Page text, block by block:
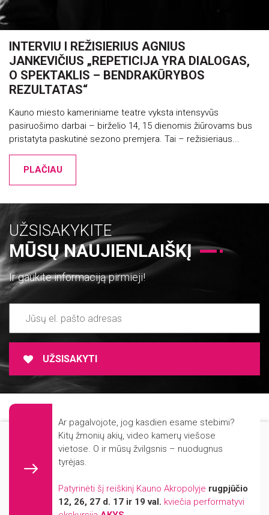
INTERVIU I REŽISIERIUS AGNIUS
JANKEVIČIUS „REPETICIJA YRA DIALOGAS,
O SPEKTAKLIS – BENDRAKŪRYBOS
REZULTATAS“
Kauno miesto kameriniame teatre vyksta intensyvūs
pasiruošimo darbai – birželio 14, 15 dienomis žiūrovams bus
pristatyta paskutinė sezono premjera. Tai – režisieriaus...
PLAČIAU
UŽSISAKYKITE
MŪSŲ NAUJIENLAIŠKĮ
Ir gaukite informaciją pirmieji!
UŽSISAKYTI
ADMINISTRACINĖ INFORMACIJA
NUORODOS
REKVIZITAI
Ar pagalvojote, jog kasdien esame stebimi?
Kitų žmonių akių, video kamerų viešose
vietose. O ir mūsų žvilgsnis – nuodugnus
tyrėjas.
Patyrinėti šį reiškinį Kauno Akropolyje rugpjūčio
12, 26, 27 d. 17 ir 19 val. kviečia performatyvi
Mūsų svetainė naudoja slapukus (angl. cookies). Šie slapukai naudojami
statistikos ir rinkodaros tikslais.
Jei Jūs sutinkate, kad šiems tikslams būtų naudojami slapukai, spauskite